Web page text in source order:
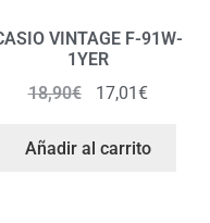
VINTAGE F-91W-
1YER
18,90€ 17,01€
Añadir al carrito